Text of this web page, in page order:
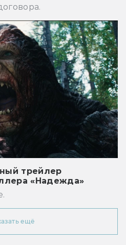
трейлер
«Надежда»
ещё